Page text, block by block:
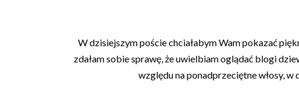
W dzisiejszym poście chciałabym Wam pokazać
zdałam sobie sprawę, że uwielbiam oglądać blogi
względu na ponadprzeciętne włosy, w